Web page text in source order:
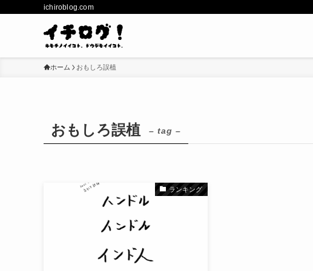
ichiroblog.com
ホーム おもしろ誤植
おもしろ誤植 – tag –
ランキング